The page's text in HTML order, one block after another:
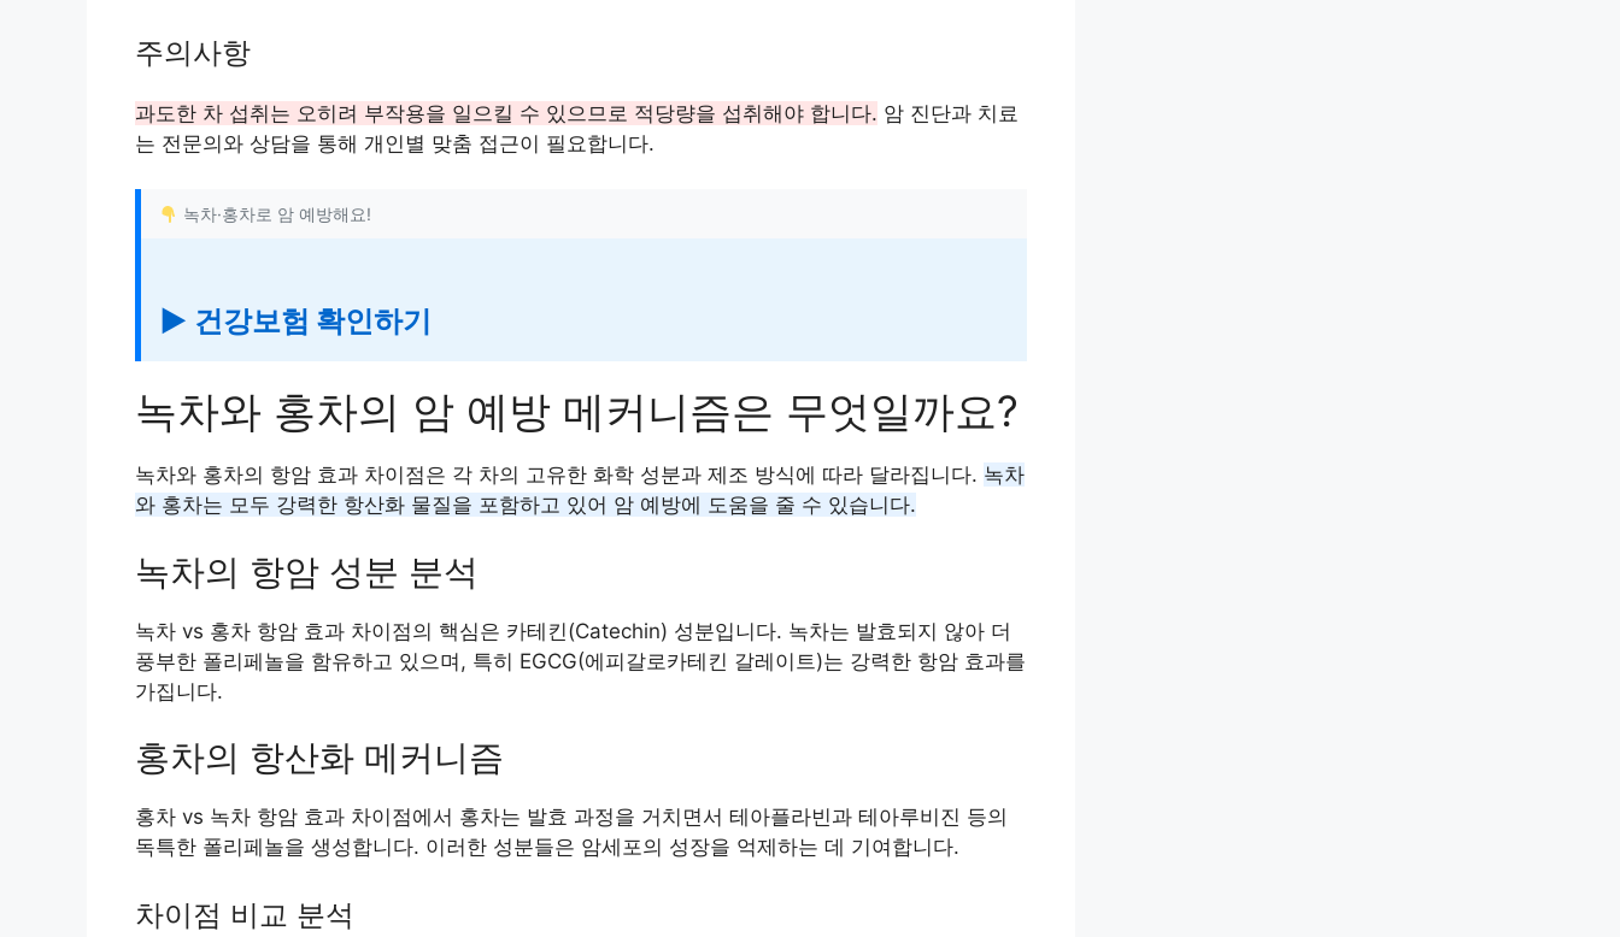
주의사항
과도한 차 섭취는 오히려 부작용을 일으킬 수 있으므로 적당량을 섭취해야 합니다. 암 진단과 치료
는 전문의와 상담을 통해 개인별 맞춤 접근이 필요합니다.
녹차·홍차로 암 예방해요!
▶ 건강보험 확인하기
녹차와 홍차의 암 예방 메커니즘은 무엇일까요?
녹차와 홍차의 항암 효과 차이점은 각 차의 고유한 화학 성분과 제조 방식에 따라 달라집니다. 녹차
와 홍차는 모두 강력한 항산화 물질을 포함하고 있어 암 예방에 도움을 줄 수 있습니다.
녹차의 항암 성분 분석
녹차 vs 홍차 항암 효과 차이점의 핵심은 카테킨(Catechin) 성분입니다. 녹차는 발효되지 않아 더
풍부한 폴리페놀을 함유하고 있으며, 특히 EGCG(에피갈로카테킨 갈레이트)는 강력한 항암 효과를
가집니다.
홍차의 항산화 메커니즘
홍차 vs 녹차 항암 효과 차이점에서 홍차는 발효 과정을 거치면서 테아플라빈과 테아루비진 등의
독특한 폴리페놀을 생성합니다. 이러한 성분들은 암세포의 성장을 억제하는 데 기여합니다.
차이점 비교 분석